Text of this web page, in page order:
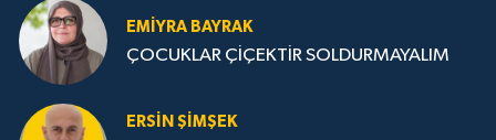
EMIYRA BAYRAK
ÇOCUKLAR ÇİÇEKTİR SOLDURMAYALIM
ERSIN ŞIMŞEK